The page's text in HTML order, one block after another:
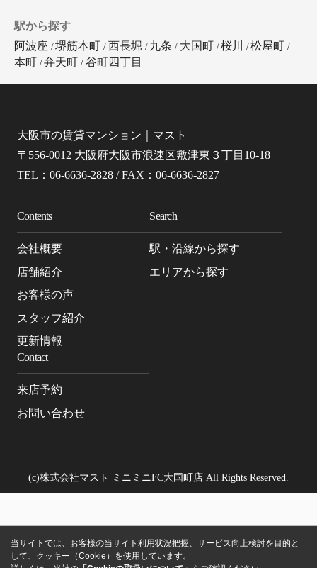
駅から探す
阿波座
堺筋本町 西長堀 九条 大国町 桜川
松屋町
本町
弁天町 谷町四丁目
大阪市の賃貸マンション｜マスト
〒556-0012 大阪府大阪市浪速区敷津東３丁目10-18
TEL：06-6636-2828 / FAX：06-6636-2827
Contents
会社概要
店舗紹介
お客様の声
スタッフ紹介
更新情報
Search
駅・沿線から探す
エリアから探す
Contact
来店予約
お問い合わせ
(c)株式会社マスト ミニミニFC大国町店 All Rights Reserved.
当サイトでは、お客様の当サイト利用状況把握、サービス向上検討を目的と
して、クッキー（Cookie）を使用しています。